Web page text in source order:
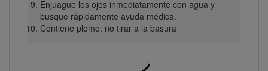
Enjuague los ojos inmediatamente con agua y
busque rápidamente ayuda médica.
Contiene plomo; no tirar a la basura